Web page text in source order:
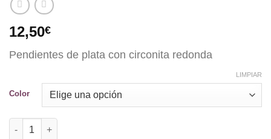
12,50€
Pendientes de plata con circonita redonda
Color
LIMPIAR
Pendientes de Plata Circonita Redonda cantidad